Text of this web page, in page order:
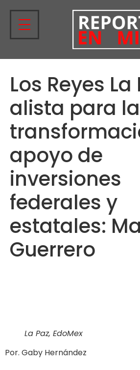
Los Reyes La
alista para la
apoyo de
inversiones
federales y
estatales:
Guerrero
La Paz, EdoMex
Por. Gaby Hernández